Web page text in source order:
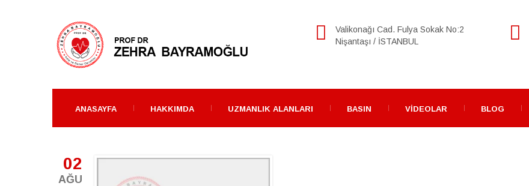
Valikonağı Cad. Fulya Sokak No:2
Nişantaşı / İSTANBUL
ANASAYFA HAKKIMDA UZMANLIK ALANLARI BASIN VIDEOLAR BLOG
02
AĞU